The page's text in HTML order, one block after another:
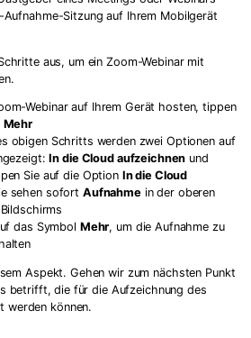
Sitzung auf Ihrem Mobilgerät
aus, um ein Zoom-Webinar mit
Webinar auf Ihrem Gerät hosten, tippen
Mehr
obigen Schritts werden zwei Optionen auf
In die Cloud aufzeichnen und
Sie auf die Option In die Cloud
sehen sofort Aufnahmein der oberen
das Symbol Mehr, um die Aufnahme zu
Aspekt. Gehen wir zum nächsten Punkt
betrifft, die für die Aufzeichnung des
werden können.